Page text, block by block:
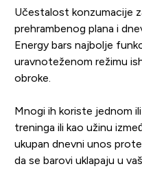
Učestalost konzumacije
prehrambenog plana i
Energy bars najbolje
uravnoteženom režimu
obroke.
Mnogi ih koriste jednom
treninga ili kao užinu
ukupan dnevni unos
da se barovi uklapaju u